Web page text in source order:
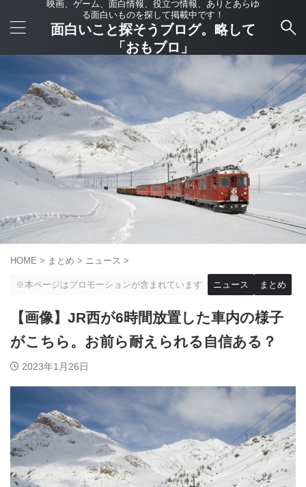
映画、ゲーム、面白情報、役立つ情報、ありとあらゆ
る面白いものを探して掲載中です！
面白いこと探そうブログ。略して
「おもブロ」
HOME > まとめ > ニュース >
※本ページはプロモーションが含まれています ニュース まとめ
【画像】JR西が6時間放置した車内の様子
がこちら。お前ら耐えられる自信ある？
2023年1月26日